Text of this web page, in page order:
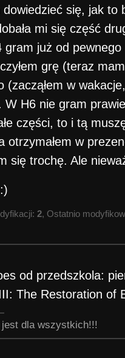
dowiedzieć się, jak to
mi się część
gram już od
grę (teraz
(zacząłem w
W H6 nie gram
części, to i tą
otrzymałem w
się trochę. Ale
2, Ostatnio
od przedszkola:
The Restoration of
jest dla wszystkich!!!